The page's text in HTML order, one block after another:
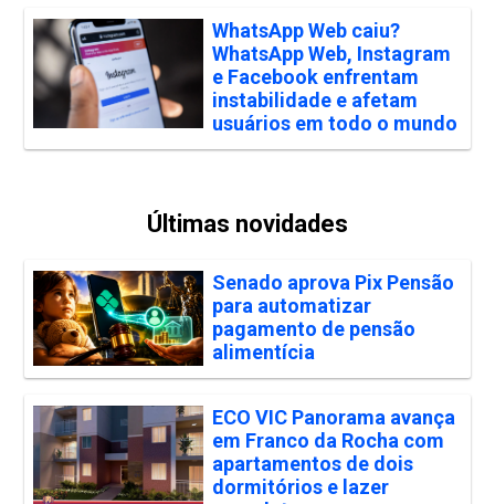
WhatsApp Web caiu?
WhatsApp Web, Instagram
e Facebook enfrentam
instabilidade e afetam
usuários em todo o mundo
Últimas novidades
Senado aprova Pix Pensão
para automatizar
pagamento de pensão
alimentícia
ECO VIC Panorama avança
em Franco da Rocha com
apartamentos de dois
dormitórios e lazer